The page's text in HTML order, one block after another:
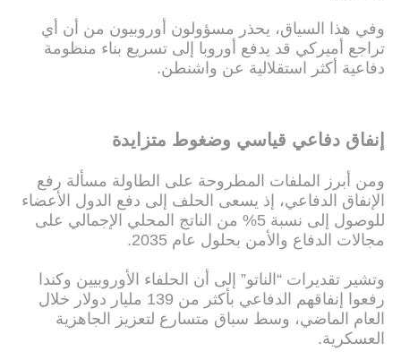
وفي هذا السياق، يحذر مسؤولون أوروبيون من أن أي
تراجع أميركي قد يدفع أوروبا إلى تسريع بناء منظومة
دفاعية أكثر استقلالية عن واشنطن.
إنفاق دفاعي قياسي وضغوط متزايدة
ومن أبرز الملفات المطروحة على الطاولة مسألة رفع
الإنفاق الدفاعي، إذ يسعى الحلف إلى دفع الدول الأعضاء
للوصول إلى نسبة 5% من الناتج المحلي الإجمالي على
مجالات الدفاع والأمن بحلول عام 2035.
وتشير تقديرات “الناتو” إلى أن الحلفاء الأوروبيين وكندا
رفعوا إنفاقهم الدفاعي بأكثر من 139 مليار دولار خلال
العام الماضي، وسط سباق متسارع لتعزيز الجاهزية
العسكرية.